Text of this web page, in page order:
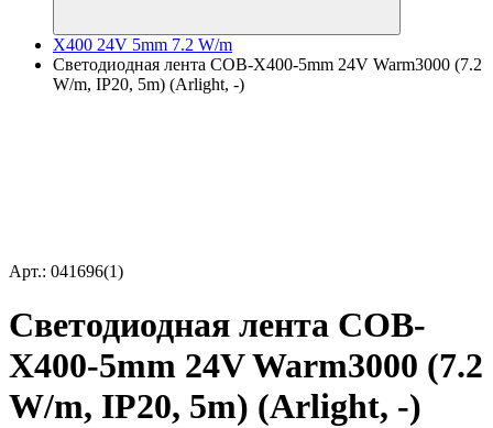
X400 24V 5mm 7.2 W/m
Светодиодная лента COB-X400-5mm 24V Warm3000 (7.2
W/m, IP20, 5m) (Arlight, -)
Арт.: 041696(1)
Светодиодная лента COB-
X400-5mm 24V Warm3000 (7.2
W/m, IP20, 5m) (Arlight, -)